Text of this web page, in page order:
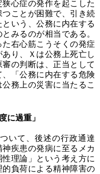
心症の発作を起こした
ことが困難で、引き続
いう、公務に内在する
みるのが相当である。
右心筋こうそくの発症
り、Ｘは公務上死亡し
の判断は、正当として
「公務に内在する危険
務上の災害に当たるこ
に過重」
いて、後述の行政通達
疾患の発病に至るメカ
理論」という考え方に
負荷による精神障害の